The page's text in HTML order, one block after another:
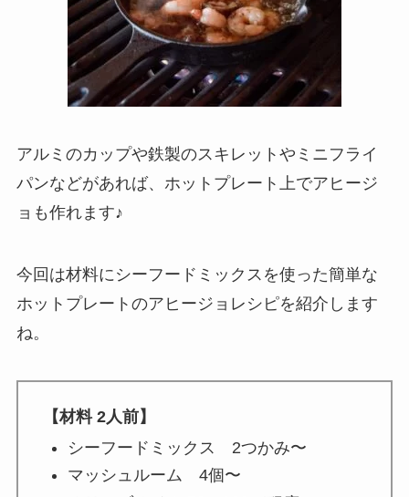
アルミのカップや鉄製のスキレットやミニフライ
パンなどがあれば、ホットプレート上でアヒージ
ョも作れます♪
今回は材料にシーフードミックスを使った簡単な
ホットプレートのアヒージョレシピを紹介します
ね。
【材料 2人前】
シーフードミックス 2つかみ〜
マッシュルーム 4個〜